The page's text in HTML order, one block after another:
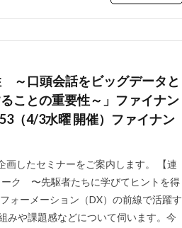
～口頭会話をビッグデータと
ことの重要性～」ファイナン
（4/3水曜 開催）ファイナン
画したセミナーをご案内します。 【連
ク 〜先駆者たちに学びてヒントを得
ォーメーション（DX）の前線で活躍す
みや課題感などについて伺います。今